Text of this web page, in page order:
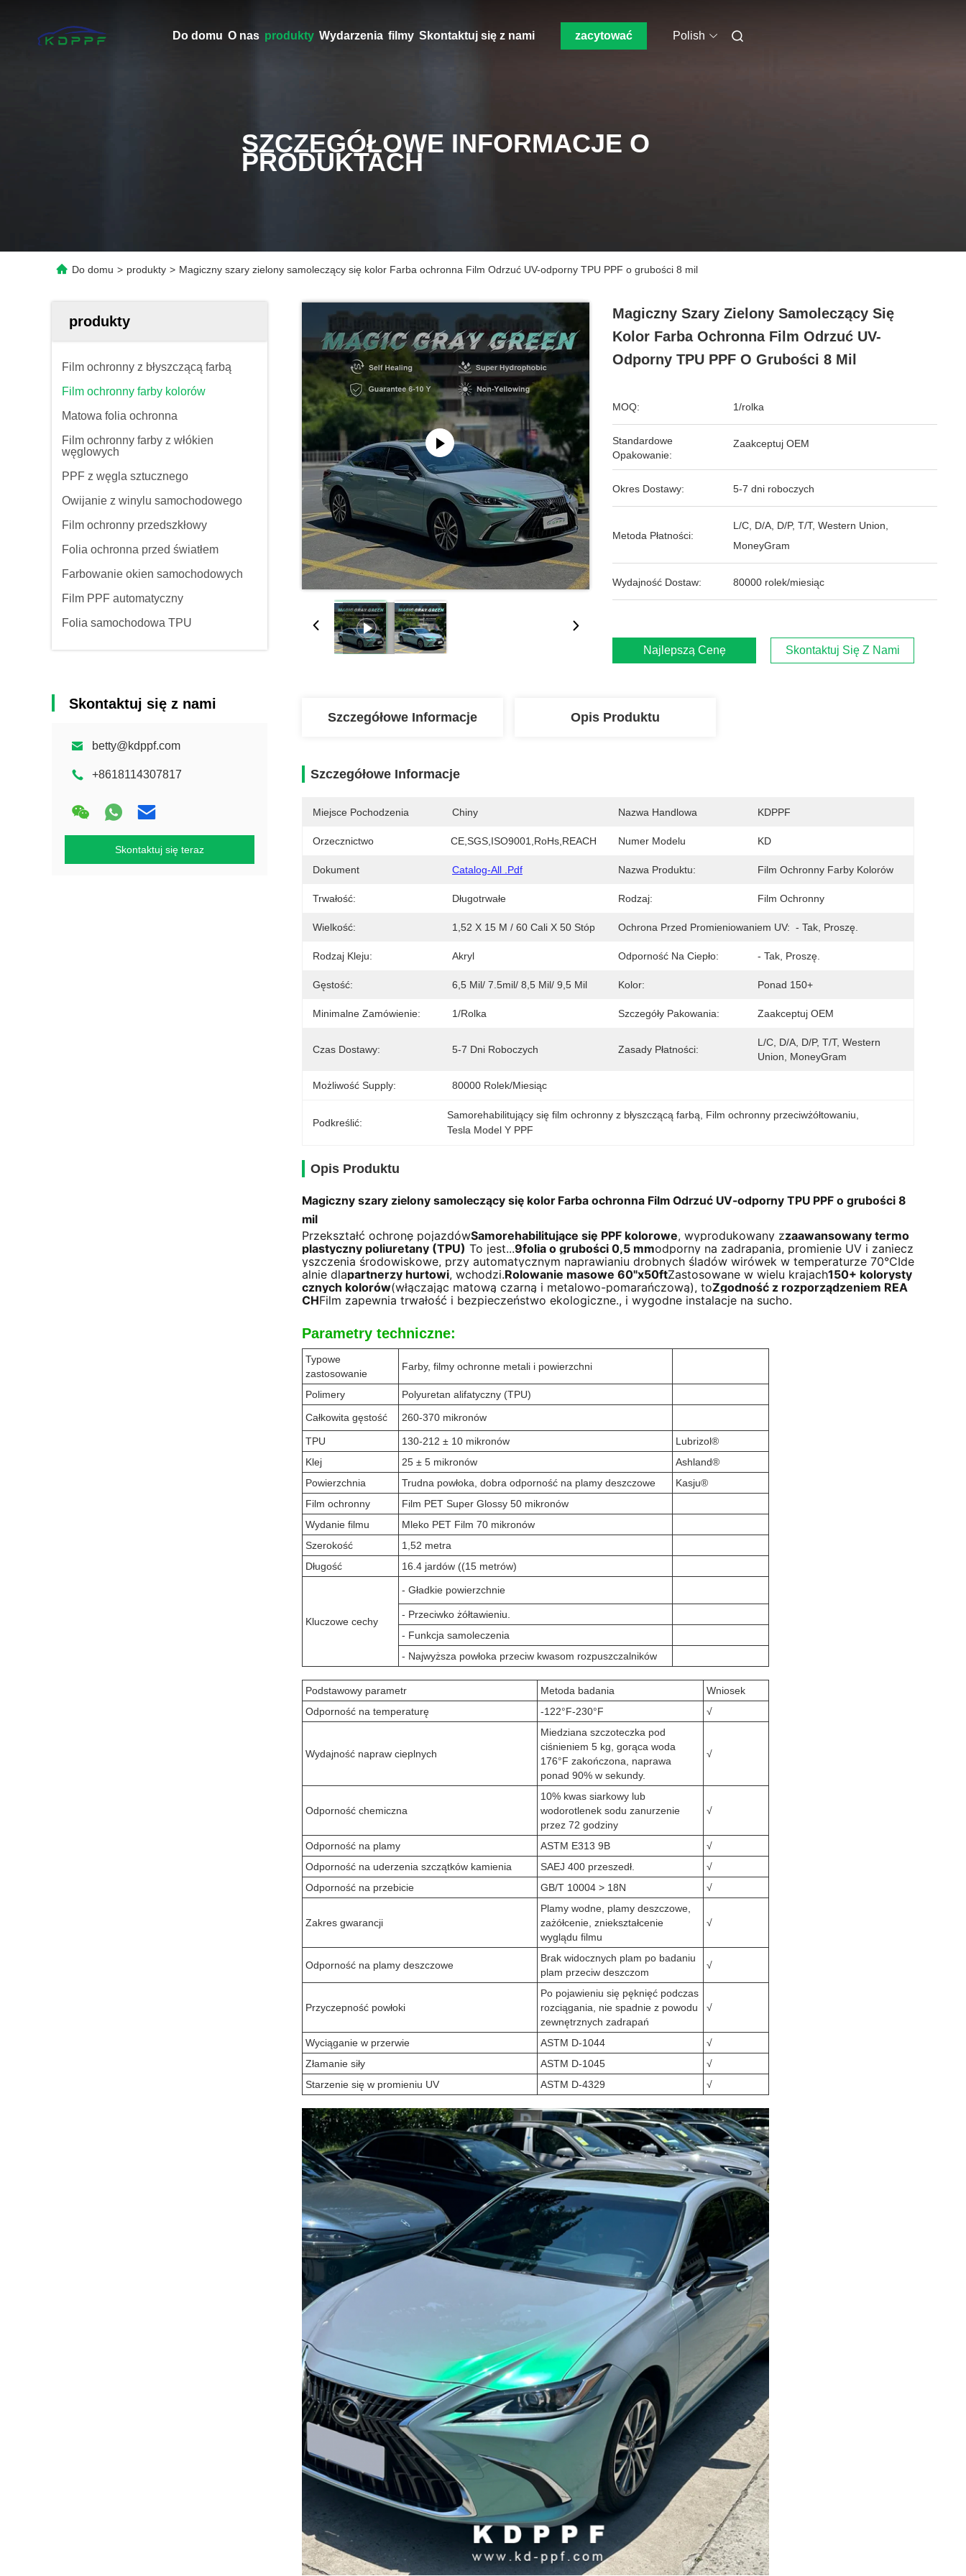
Do domu O nas produkty Wydarzenia filmy Skontaktuj się z nami zacytować Polish
SZCZEGÓŁOWE INFORMACJE O
PRODUKTACH
Do domu > produkty > Magiczny szary zielony samoleczący się kolor Farba ochronna Film Odrzuć UV-odporny TPU PPF o grubości 8 mil
produkty
Film ochronny z błyszczącą farbą
Film ochronny farby kolorów
Matowa folia ochronna
Film ochronny farby z włókien
węglowych
PPF z węgla sztucznego
Owijanie z winylu samochodowego
Film ochronny przedszkłowy
Folia ochronna przed światłem
Farbowanie okien samochodowych
Film PPF automatyczny
Folia samochodowa TPU
Skontaktuj się z nami
betty@kdppf.com
+8618114307817
Skontaktuj się teraz
Magiczny Szary Zielony Samoleczący Się
Kolor Farba Ochronna Film Odrzuć UV-
Odporny TPU PPF O Grubości 8 Mil
MOQ: 1/rolka
Standardowe
Opakowanie:
Zaakceptuj OEM
Okres Dostawy: 5-7 dni roboczych
Metoda Płatności:
L/C, D/A, D/P, T/T, Western Union,
MoneyGram
Wydajność Dostaw: 80000 rolek/miesiąc
Najlepszą Cenę Skontaktuj Się Z Nami
Szczegółowe Informacje Opis Produktu
Szczegółowe Informacje
Miejsce Pochodzenia Chiny Nazwa Handlowa KDPPF
Orzecznictwo CE,SGS,ISO9001,RoHs,REACH Numer Modelu KD
Dokument Catalog-All .pdf Nazwa Produktu: Film Ochronny Farby Kolorów
Trwałość: Długotrwałe Rodzaj: Film Ochronny
Wielkość: 1,52 X 15 M / 60 Cali X 50 Stóp Ochrona Przed Promieniowaniem UV: - Tak, Proszę.
Rodzaj Kleju: Akryl Odporność Na Ciepło: - Tak, Proszę.
Gęstość: 6,5 Mil/ 7.5mil/ 8,5 Mil/ 9,5 Mil Kolor: Ponad 150+
Minimalne Zamówienie: 1/rolka Szczegóły Pakowania: Zaakceptuj OEM
Czas Dostawy: 5-7 Dni Roboczych Zasady Płatności:
L/C, D/A, D/P, T/T, Western
Union, MoneyGram
Możliwość Supply: 80000 Rolek/miesiąc
Podkreślić:
Samorehabilitujący się film ochronny z błyszczącą farbą Film ochronny przeciwżółtowaniu
Tesla Model Y PPF
Opis Produktu
Magiczny szary zielony samoleczący się kolor Farba ochronna Film Odrzuć UV-odporny TPU PPF o grubości 8
mil
Przekształć ochronę pojazdówSamorehabilitujące się PPF kolorowe, wyprodukowany zzaawansowany termo
plastyczny poliuretany (TPU) To jest...9folia o grubości 0,5 mmodporny na zadrapania, promienie UV i zaniecz
yszczenia środowiskowe, przy automatycznym naprawianiu drobnych śladów wirówek w temperaturze 70°CIde
alnie dlapartnerzy hurtowi, wchodzi.Rolowanie masowe 60"x50ftZastosowane w wielu krajach150+ kolorysty
cznych kolorów(włączając matową czarną i metalowo-pomarańczową), toZgodność z rozporządzeniem REA
CHFilm zapewnia trwałość i bezpieczeństwo ekologiczne., i wygodne instalacje na sucho.
Parametry techniczne:
Typowe
zastosowanie
Farby, filmy ochronne metali i powierzchni
Polimery
Polyuretan alifatyczny (TPU)
Całkowita gęstość
260-370 mikronów
TPU 130-212 ± 10 mikronów
Lubrizol®
Klej
25 ± 5 mikronów
Ashland®
Powierzchnia
Trudna powłoka, dobra odporność na plamy deszczowe
Kasju®
Film ochronny
Film PET Super Glossy 50 mikronów
Wydanie filmu
Mleko PET Film 70 mikronów
Szerokość
1,52 metra
Długość
16.4 jardów ((15 metrów)
Kluczowe cechy
- Gładkie powierzchnie
- Przeciwko żółtawieniu.
- Funkcja samoleczenia
- Najwyższa powłoka przeciw kwasom rozpuszczalników
Podstawowy parametr Metoda badania
Wniosek
Odporność na temperaturę
-122°F-230°F √
Wydajność napraw cieplnych
Miedziana szczoteczka pod
ciśnieniem 5 kg, gorąca woda
176°F zakończona, naprawa
ponad 90% w sekundy.
√
Odporność chemiczna
10% kwas siarkowy lub
wodorotlenek sodu zanurzenie
przez 72 godziny
√
Odporność na plamy ASTM E313 9B
√
Odporność na uderzenia szczątków kamienia
SAEJ 400 przeszedł.
√
Odporność na przebicie
GB/T 10004 > 18N √
Zakres gwarancji
Plamy wodne, plamy deszczowe,
zażółcenie, zniekształcenie
wyglądu filmu
√
Odporność na plamy deszczowe
Brak widocznych plam po badaniu
plam przeciw deszczom
√
Przyczepność powłoki
Po pojawieniu się pęknięć podczas
rozciągania, nie spadnie z powodu
zewnętrznych zadrapań
√
Wyciąganie w przerwie ASTM D-1044
√
Złamanie siły
ASTM D-1045
√
Starzenie się w promieniu UV
ASTM D-4329 √